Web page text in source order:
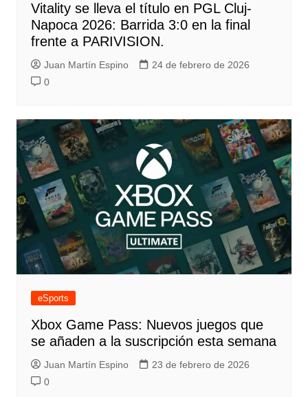
Vitality se lleva el título en PGL Cluj-
Napoca 2026: Barrida 3:0 en la final
frente a PARIVISION.
Juan Martín Espino
24 de febrero de 2026
0
eSports
Xbox Game Pass: Nuevos juegos que
se añaden a la suscripción esta semana
Juan Martín Espino
23 de febrero de 2026
0